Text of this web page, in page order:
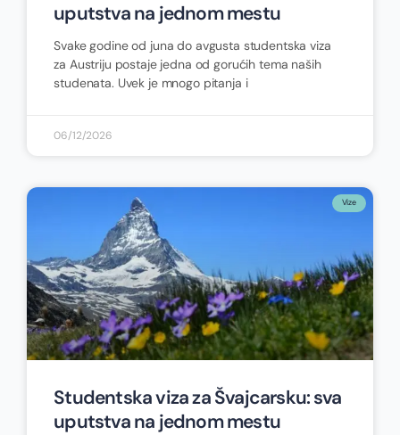
uputstva na jednom mestu
Svake godine od juna do avgusta studentska viza
za Austriju postaje jedna od gorućih tema naših
studenata. Uvek je mnogo pitanja i
06/12/2026
Vize
Studentska viza za Švajcarsku: sva
uputstva na jednom mestu